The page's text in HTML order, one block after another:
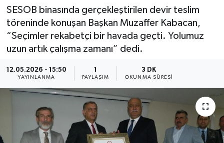
SESOB binasında gerçekleştirilen devir teslim
töreninde konuşan Başkan Muzaffer Kabacan,
“Seçimler rekabetçi bir havada geçti. Yolumuz
uzun artık çalışma zamanı” dedi.
12.05.2026 - 15:50
YAYINLANMA PAYLAŞIM
3 DK
OKUNMA SÜRESI